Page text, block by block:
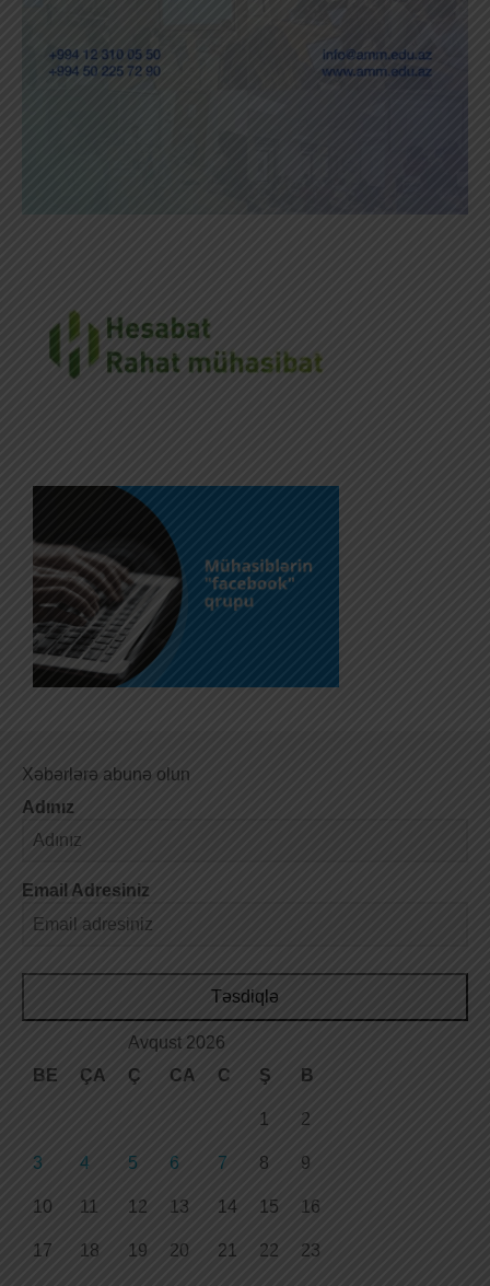
Xəbərlərə abunə olun
Adınız
Email Adresiniz
Təsdiqlə
Avqust 2026
BE
ÇA Ç CA C Ş B
1 2
3 4 5 6 7 8 9
10 11 12 13 14 15 16
17 18 19 20 21 22 23